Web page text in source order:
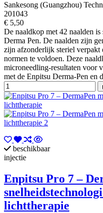
Sankesong (Guangzhou)
201043
€ 5,50
De naaldkop met 42 naalden
Derma Pen. De naalden zijn
zijn afzonderlijk steriel verpakt
normen te voldoen. Deze
microneedling-resultaten voor
met de Enpitsu Derma-Pen en
beschikbaar
injectie
Enpitsu Pro 7 –
lichttherapie